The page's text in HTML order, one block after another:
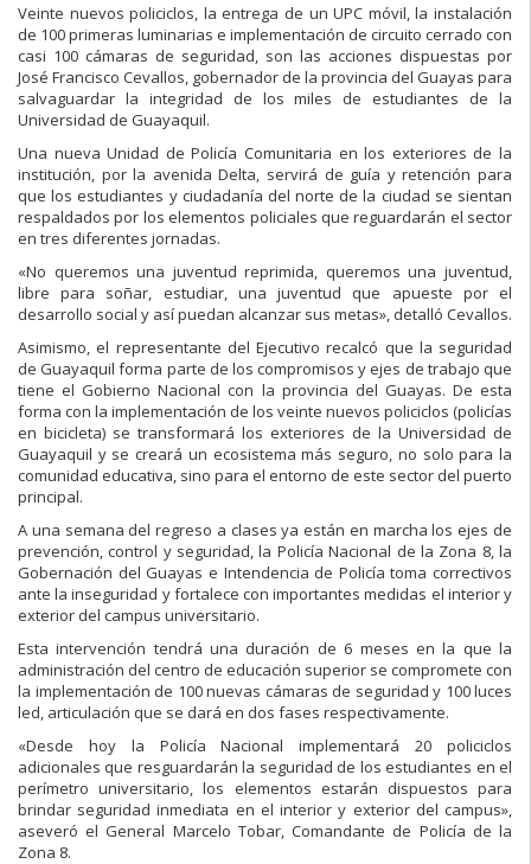
Veinte nuevos policiclos, la entrega de un UPC móvil, la instalación
de 100 primeras luminarias e implementación de circuito cerrado con
casi 100 cámaras de seguridad, son las acciones dispuestas por
José Francisco Cevallos, gobernador de la provincia del Guayas para
salvaguardar la integridad de los miles de estudiantes de la
Universidad de Guayaquil.
Una nueva Unidad de Policía Comunitaria en los exteriores de la
institución, por la avenida Delta, servirá de guía y retención para
que los estudiantes y ciudadanía del norte de la ciudad se sientan
respaldados por los elementos policiales que reguardarán el sector
en tres diferentes jornadas.
«No queremos una juventud reprimida, queremos una juventud,
libre para soñar, estudiar, una juventud que apueste por el
desarrollo social y así puedan alcanzar sus metas», detalló Cevallos.
Asimismo, el representante del Ejecutivo recalcó que la seguridad
de Guayaquil forma parte de los compromisos y ejes de trabajo que
tiene el Gobierno Nacional con la provincia del Guayas. De esta
forma con la implementación de los veinte nuevos policiclos (policías
en bicicleta) se transformará los exteriores de la Universidad de
Guayaquil y se creará un ecosistema más seguro, no solo para la
comunidad educativa, sino para el entorno de este sector del puerto
principal.
A una semana del regreso a clases ya están en marcha los ejes de
prevención, control y seguridad, la Policía Nacional de la Zona 8, la
Gobernación del Guayas e Intendencia de Policía toma correctivos
ante la inseguridad y fortalece con importantes medidas el interior y
exterior del campus universitario.
Esta intervención tendrá una duración de 6 meses en la que la
administración del centro de educación superior se compromete con
la implementación de 100 nuevas cámaras de seguridad y 100 luces
led, articulación que se dará en dos fases respectivamente.
«Desde hoy la Policía Nacional implementará 20 policiclos
adicionales que resguardarán la seguridad de los estudiantes en el
perímetro universitario, los elementos estarán dispuestos para
brindar seguridad inmediata en el interior y exterior del campus»,
aseveró el General Marcelo Tobar, Comandante de Policía de la
Zona 8.